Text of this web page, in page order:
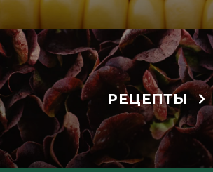
РЕЦЕПТЫ